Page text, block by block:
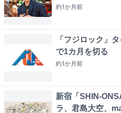
約1か月前
「フジロック」
で1カ月を切る
約1か月前
新宿「SHIN-
ラ、君島大空、